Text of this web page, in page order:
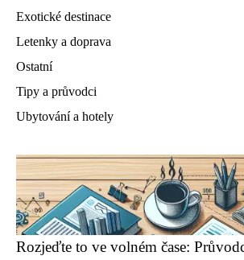
Exotické destinace
Letenky a doprava
Ostatní
Tipy a průvodci
Ubytování a hotely
Rozjeďte to ve volném čase: